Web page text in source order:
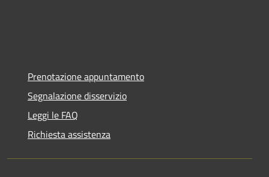
Prenotazione appuntamento
Segnalazione disservizio
Leggi le FAQ
Richiesta assistenza